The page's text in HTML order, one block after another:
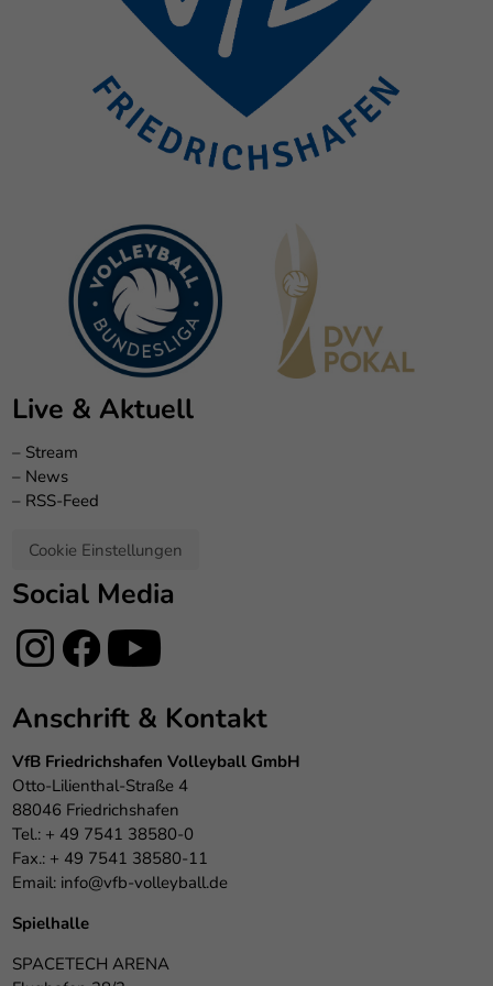
Live & Aktuell
– Stream
– News
– RSS-Feed
Cookie Einstellungen
Social Media
Anschrift & Kontakt
VfB Friedrichshafen Volleyball GmbH
Otto-Lilienthal-Straße 4
88046 Friedrichshafen
Tel.: + 49 7541 38580-0
Fax.: + 49 7541 38580-11
Email: info@vfb-volleyball.de
Spielhalle
SPACETECH ARENA